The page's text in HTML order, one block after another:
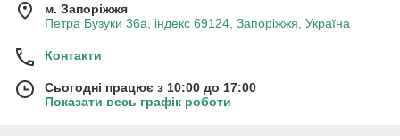
м. Запоріжжя
Петра Бузуки 36a, індекс 69124, Запоріжжя, Україна
Контакти
Сьогодні працює з 10:00 до 17:00
Показати весь графік роботи